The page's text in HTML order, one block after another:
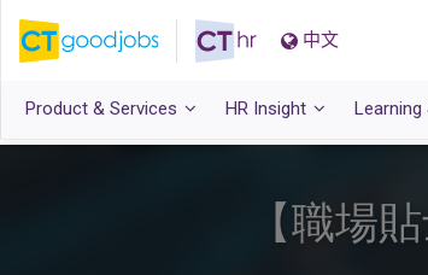
中文
Product & Services HR Insight Learning
【職場